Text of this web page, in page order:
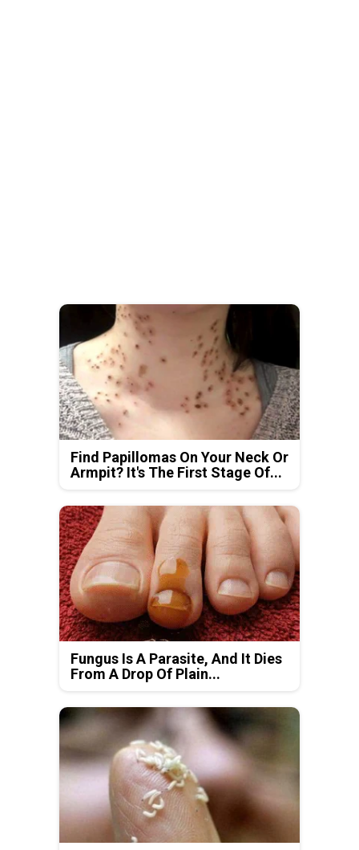
Find Papillomas On Your Neck Or
Armpit? It's The First Stage Of...
Fungus Is A Parasite, And It Dies
From A Drop Of Plain...